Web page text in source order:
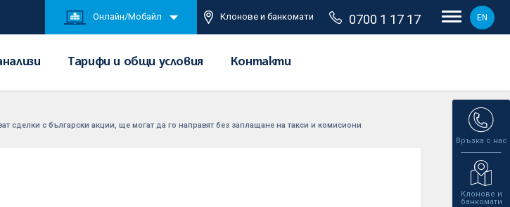
Онлайн/Мобайл Клонове и банкомати 0700 1 17 17 EN
Тарифи и общи условия Контакти
Връзка с нас
Клонове и
банкомати
сделки с български акции, ще могат да го направят без заплащане на такси и комисиони